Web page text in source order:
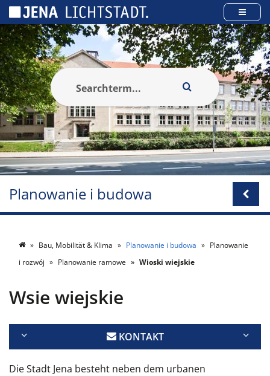
Planowanie i budowa
Bau, Mobilität & Klima Planowanie i budowa
Planowanie
i rozwój
Planowanie ramowe Wioski wiejskie
Wsie wiejskie
KONTAKT
Die Stadt Jena besteht neben dem urbanen
Panel zarządzania plikami cookies